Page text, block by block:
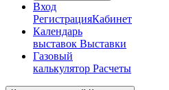
Вход
РегистрацияКабинет
Календарь
выставок Выставки
Газовый
калькулятор Расчеты